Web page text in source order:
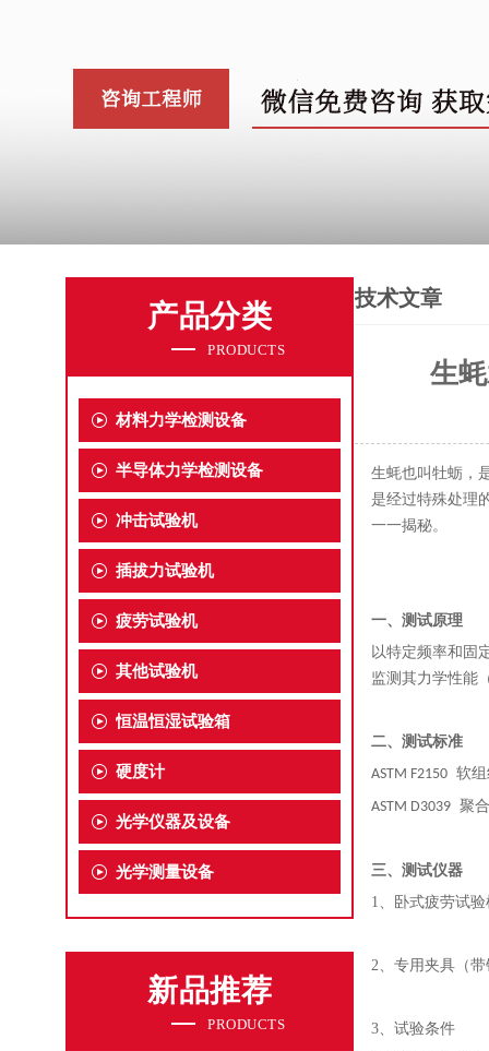
产品分类
PRODUCTS
材料力学检测设备
半导体力学检测设备
冲击试验机
插拔力试验机
疲劳试验机
其他试验机
恒温恒湿试验箱
硬度计
光学仪器及设备
光学测量设备
新品推荐
PRODUCTS
技术文章
生
生蚝也叫牡蛎，
是经过特殊处理
一一揭秘。
一、 测试原理
以特定频率和固
监测其力学性能
二、 测试标准
ASTM F2150 软
ASTM D3039 聚
三、 测试仪器
1、
卧式疲劳试验
2、 专用夹具（
3、 试验条件